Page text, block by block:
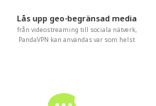
Lås upp geo-begränsad media
från videostreaming till sociala nätverk,
PandaVPN kan användas var som helst